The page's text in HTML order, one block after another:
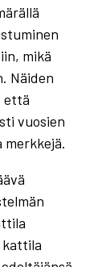
mikä
Näiden
että
vuosien
merkkejä.
kattila